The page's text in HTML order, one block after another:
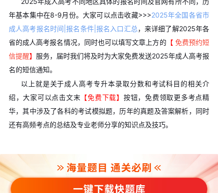
年基本集中在8-9月份。大家可以点击收藏>>>2025年全国各省市
成人高考报名时间|报名条件|报名入口汇总，来详细了解2025年各
省的成人高考报名情况，同时也可以填写文章上方的 【免费预约短
信提醒】 服务，届时我们将及时为大家免费发送2025年成人高考报
名的短信通知。
以上就是关于成人高考专升本录取分数和考试科目的相关介
绍，大家可以点击文末 【免费下载】 按钮，免费领取更多考点精
华，其中涉及了各科的考试模拟题，历年的真题及答案解析，同时
还有高频考点的总结及专业老师分享的知识点及技巧。